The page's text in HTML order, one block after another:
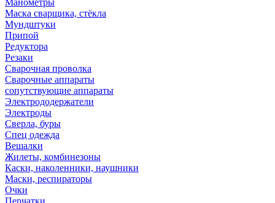
Манометры
Маска сварщика, стёкла
Мундштуки
Припой
Редуктора
Резаки
Сварочная проволка
Сварочные аппараты
сопутствующие аппараты
Электрододержатели
Электроды
Сверла, буры
Спец одежда
Вешалки
Жилеты, комбинезоны
Каски, наколенники, наушники
Маски, респираторы
Очки
Перчатки